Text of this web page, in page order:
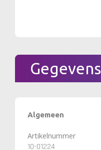
Gegevens
Algemeen
Artikelnummer
10-01224